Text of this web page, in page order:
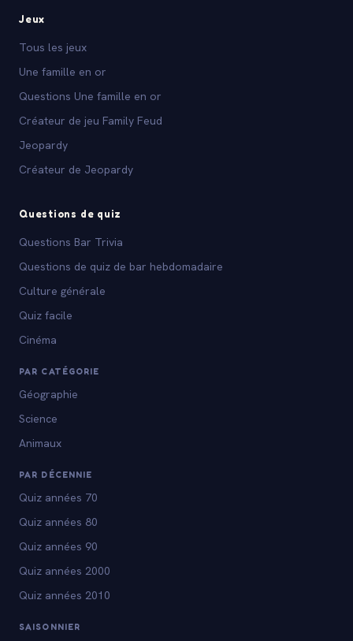
Jeux
Tous les jeux
Une famille en or
Questions Une famille en or
Créateur de jeu Family Feud
Jeopardy
Créateur de Jeopardy
Questions de quiz
Questions Bar Trivia
Questions de quiz de bar hebdomadaire
Culture générale
Quiz facile
Cinéma
PAR CATÉGORIE
Géographie
Science
Animaux
PAR DÉCENNIE
Quiz années 70
Quiz années 80
Quiz années 90
Quiz années 2000
Quiz années 2010
SAISONNIER